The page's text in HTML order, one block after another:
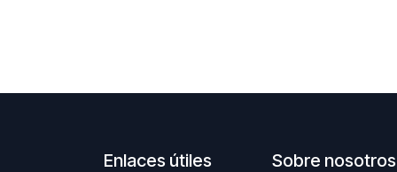
Enlaces útiles Sobre nosotros